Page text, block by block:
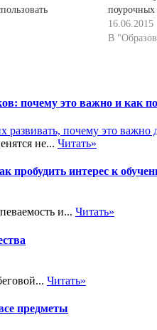
поурочных
курсов, их
16.06.2015
В
почему это важно и как
не... Читать»
пробудить интерес к
и... Читать»
Читать»
предметы